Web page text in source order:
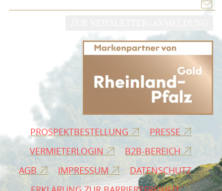
PROSPEKTBESTELLUNG
PRESSE
VERMIETERLOGIN
B2B-BEREICH
AGB
IMPRESSUM
DATENSCHUTZ